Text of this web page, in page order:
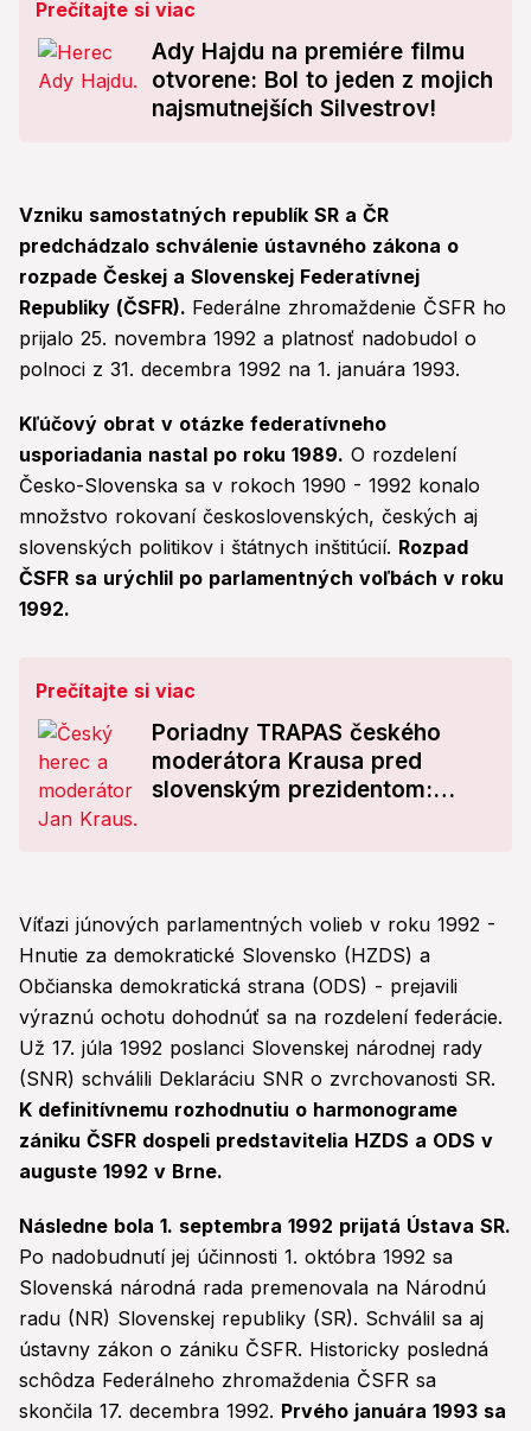
Prečítajte si viac
Ady Hajdu na premiére filmu
otvorene: Bol to jeden z mojich
najsmutnejších Silvestrov!
Vzniku samostatných republík SR a ČR
predchádzalo schválenie ústavného zákona o
rozpade Českej a Slovenskej Federatívnej
Republiky (ČSFR). Federálne zhromaždenie ČSFR ho
prijalo 25. novembra 1992 a platnosť nadobudol o
polnoci z 31. decembra 1992 na 1. januára 1993.
Kľúčový obrat v otázke federatívneho
usporiadania nastal po roku 1989. O rozdelení
Česko-Slovenska sa v rokoch 1990 - 1992 konalo
množstvo rokovaní československých, českých aj
slovenských politikov i štátnych inštitúcií. Rozpad
ČSFR sa urýchlil po parlamentných voľbách v roku
1992.
Prečítajte si viac
Poriadny TRAPAS českého
moderátora Krausa pred
slovenským prezidentom:
Víťazi júnových parlamentných volieb v roku 1992 -
Hnutie za demokratické Slovensko (HZDS) a
Občianska demokratická strana (ODS) - prejavili
výraznú ochotu dohodnúť sa na rozdelení federácie.
Už 17. júla 1992 poslanci Slovenskej národnej rady
(SNR) schválili Deklaráciu SNR o zvrchovanosti SR.
K definitívnemu rozhodnutiu o harmonograme
zániku ČSFR dospeli predstavitelia HZDS a ODS v
auguste 1992 v Brne.
Následne bola 1. septembra 1992 prijatá Ústava SR.
Po nadobudnutí jej účinnosti 1. októbra 1992 sa
Slovenská národná rada premenovala na Národnú
radu (NR) Slovenskej republiky (SR). Schválil sa aj
ústavny zákon o zániku ČSFR. Historicky posledná
schôdza Federálneho zhromaždenia ČSFR sa
skončila 17. decembra 1992. Prvého januára 1993 sa